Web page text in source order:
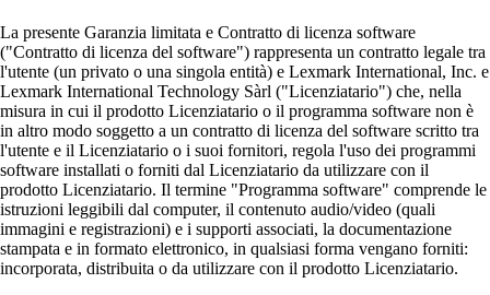
La presente Garanzia limitata e Contratto di licenza software
("Contratto di licenza del software") rappresenta un contratto legale tra
l'utente (un privato o una singola entità) e Lexmark International, Inc. e
Lexmark International Technology Sàrl ("Licenziatario") che, nella
misura in cui il prodotto Licenziatario o il programma software non è
in altro modo soggetto a un contratto di licenza del software scritto tra
l'utente e il Licenziatario o i suoi fornitori, regola l'uso dei programmi
software installati o forniti dal Licenziatario da utilizzare con il
prodotto Licenziatario. Il termine "Programma software" comprende le
istruzioni leggibili dal computer, il contenuto audio/video (quali
immagini e registrazioni) e i supporti associati, la documentazione
stampata e in formato elettronico, in qualsiasi forma vengano forniti:
incorporata, distribuita o da utilizzare con il prodotto Licenziatario.